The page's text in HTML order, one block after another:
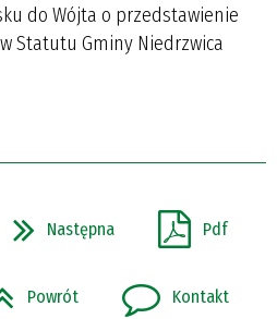
do Wójta o przedstawienie
Statutu Gminy Niedrzwica
Następna Pdf
Powrót Kontakt